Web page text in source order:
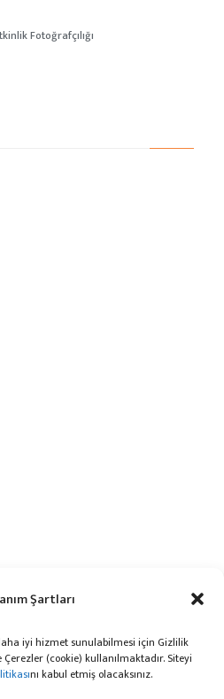
Şartları
iyi hizmet sunulabilmesi için Gizlilik
(cookie) kullanılmaktadır. Siteyi
nı kabul etmiş olacaksınız.
Fotoğrafçılığı